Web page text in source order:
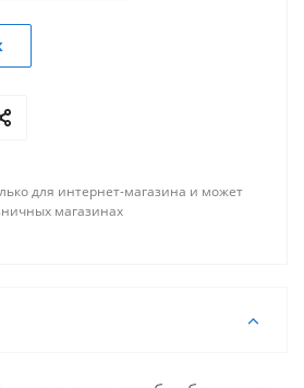
для интернет-магазина и может
магазинах